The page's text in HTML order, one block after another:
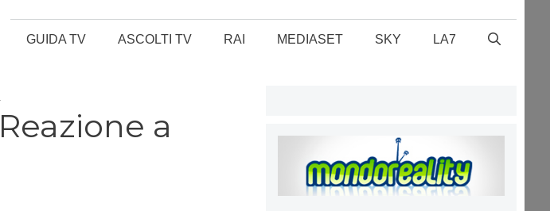
GUIDA TV ASCOLTI TV RAI MEDIASET SKY LA7
a